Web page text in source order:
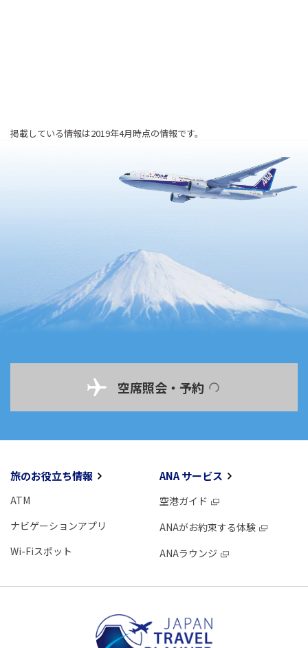
掲載している情報は2019年4月時点の情報です。
空席照会・予約
旅のお役立ち情報
ATM
ナビゲーションアプリ
Wi-Fiスポット
ANA サービス
空港ガイド
ANAがお約束する体験
ANAラウンジ